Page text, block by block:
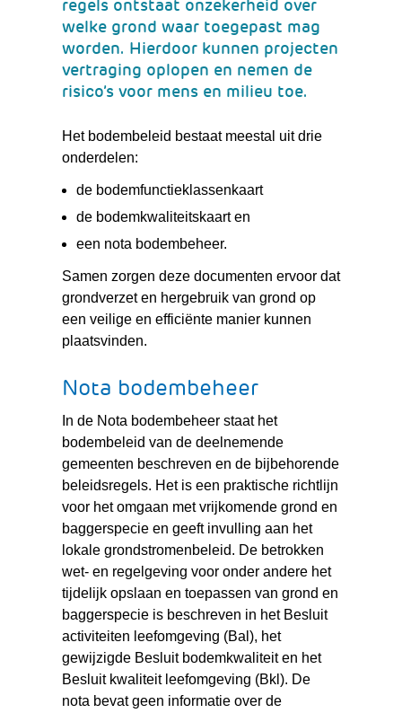
regels ontstaat onzekerheid over
welke grond waar toegepast mag
worden. Hierdoor kunnen projecten
vertraging oplopen en nemen de
risico’s voor mens en milieu toe.
Het bodembeleid bestaat meestal uit drie
onderdelen:
de bodemfunctieklassenkaart
de bodemkwaliteitskaart en
een nota bodembeheer.
Samen zorgen deze documenten ervoor dat
grondverzet en hergebruik van grond op
een veilige en efficiënte manier kunnen
plaatsvinden.
Nota bodembeheer
In de Nota bodembeheer staat het
bodembeleid van de deelnemende
gemeenten beschreven en de bijbehorende
beleidsregels. Het is een praktische richtlijn
voor het omgaan met vrijkomende grond en
baggerspecie en geeft invulling aan het
lokale grondstromenbeleid. De betrokken
wet- en regelgeving voor onder andere het
tijdelijk opslaan en toepassen van grond en
baggerspecie is beschreven in het Besluit
activiteiten leefomgeving (Bal), het
gewijzigde Besluit bodemkwaliteit en het
Besluit kwaliteit leefomgeving (Bkl). De
nota bevat geen informatie over de